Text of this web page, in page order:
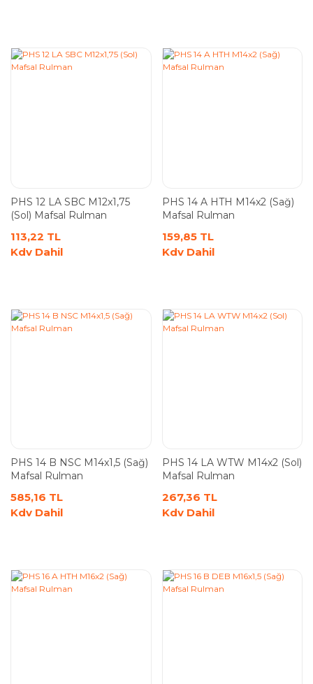
PHS 12 LA SBC M12x1,75
(Sol) Mafsal Rulman
113,22 TL
Kdv Dahil
PHS 14 A HTH M14x2 (Sağ)
Mafsal Rulman
159,85 TL
Kdv Dahil
PHS 14 B NSC M14x1,5 (Sağ)
Mafsal Rulman
585,16 TL
Kdv Dahil
PHS 14 LA WTW M14x2 (Sol)
Mafsal Rulman
267,36 TL
Kdv Dahil